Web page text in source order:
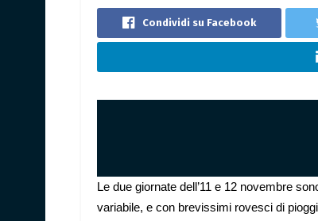
Condividi su Facebook
Le due giornate dell’11 e 12 novembre
variabile, e con brevissimi rovesci di